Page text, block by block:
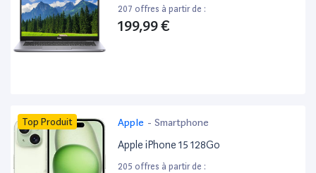
207 offres à partir de :
199,99 €
Top Produit Apple - Smartphone
Apple iPhone 15 128Go
205 offres à partir de :